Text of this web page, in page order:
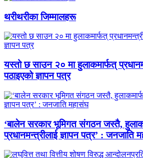
थरीथरीका जिम्मालहरू
यस्तो छ साउन २० मा हुलाकमार्फत्
पठाइएको ज्ञापन पत्र
‘बालेन सरकार भूमिगत संगठन जस्तै,
प्रधानमन्त्रीलाई ज्ञापन पत्र’ : जनजाति